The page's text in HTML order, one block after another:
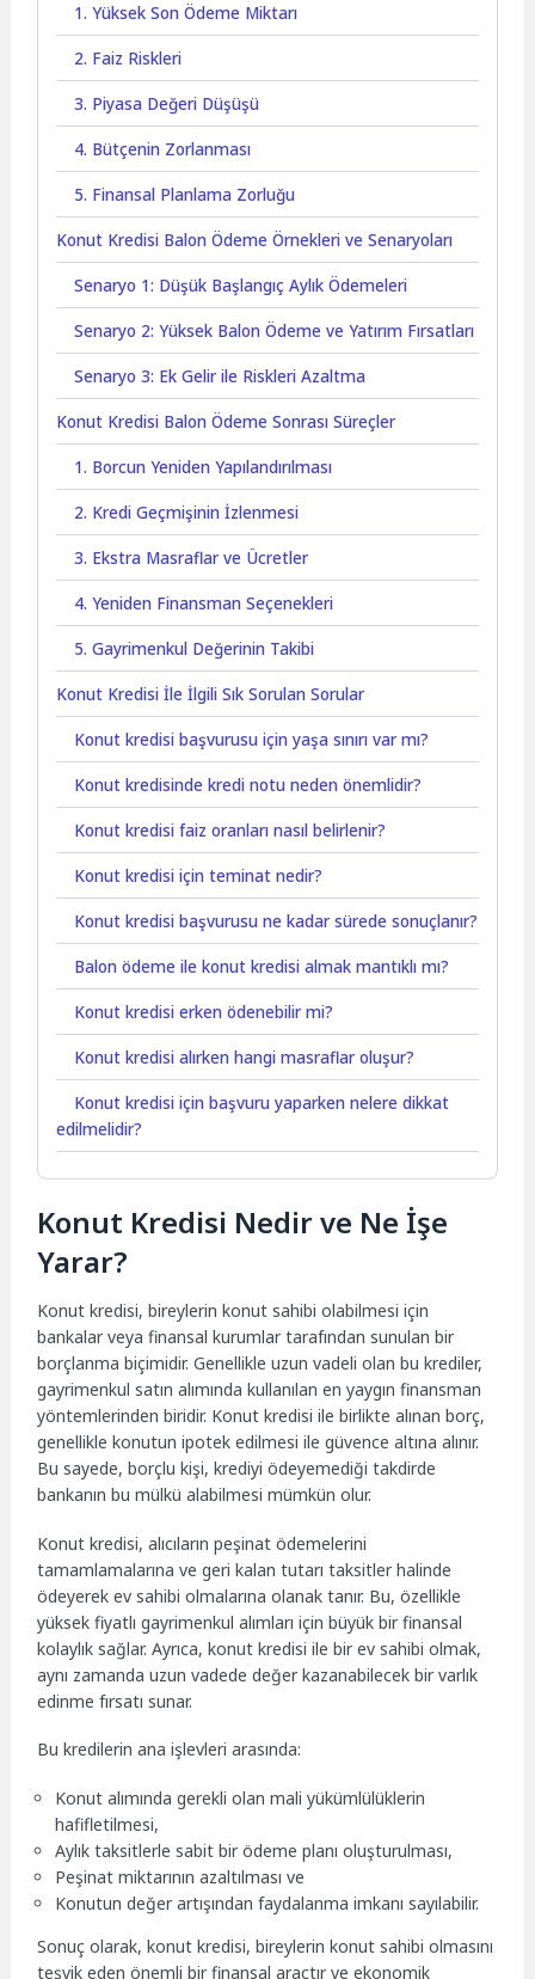
1. Yüksek Son Ödeme Miktarı
2. Faiz Riskleri
3. Piyasa Değeri Düşüşü
4. Bütçenin Zorlanması
5. Finansal Planlama Zorluğu
Konut Kredisi Balon Ödeme Örnekleri ve Senaryoları
Senaryo 1: Düşük Başlangıç Aylık Ödemeleri
Senaryo 2: Yüksek Balon Ödeme ve Yatırım Fırsatları
Senaryo 3: Ek Gelir ile Riskleri Azaltma
Konut Kredisi Balon Ödeme Sonrası Süreçler
1. Borcun Yeniden Yapılandırılması
2. Kredi Geçmişinin İzlenmesi
3. Ekstra Masraflar ve Ücretler
4. Yeniden Finansman Seçenekleri
5. Gayrimenkul Değerinin Takibi
Konut Kredisi İle İlgili Sık Sorulan Sorular
Konut kredisi başvurusu için yaşa sınırı var mı?
Konut kredisinde kredi notu neden önemlidir?
Konut kredisi faiz oranları nasıl belirlenir?
Konut kredisi için teminat nedir?
Konut kredisi başvurusu ne kadar sürede sonuçlanır?
Balon ödeme ile konut kredisi almak mantıklı mı?
Konut kredisi erken ödenebilir mi?
Konut kredisi alırken hangi masraflar oluşur?
Konut kredisi için başvuru yaparken nelere dikkat
edilmelidir?
Konut Kredisi Nedir ve Ne İşe
Yarar?
Konut kredisi, bireylerin konut sahibi olabilmesi için
bankalar veya finansal kurumlar tarafından sunulan bir
borçlanma biçimidir. Genellikle uzun vadeli olan bu krediler,
gayrimenkul satın alımında kullanılan en yaygın finansman
yöntemlerinden biridir. Konut kredisi ile birlikte alınan borç,
genellikle konutun ipotek edilmesi ile güvence altına alınır.
Bu sayede, borçlu kişi, krediyi ödeyemediği takdirde
bankanın bu mülkü alabilmesi mümkün olur.
Konut kredisi, alıcıların peşinat ödemelerini
tamamlamalarına ve geri kalan tutarı taksitler halinde
ödeyerek ev sahibi olmalarına olanak tanır. Bu, özellikle
yüksek fiyatlı gayrimenkul alımları için büyük bir finansal
kolaylık sağlar. Ayrıca, konut kredisi ile bir ev sahibi olmak,
aynı zamanda uzun vadede değer kazanabilecek bir varlık
edinme fırsatı sunar.
Bu kredilerin ana işlevleri arasında:
Konut alımında gerekli olan mali yükümlülüklerin
hafifletilmesi,
Aylık taksitlerle sabit bir ödeme planı oluşturulması,
Peşinat miktarının azaltılması ve
Konutun değer artışından faydalanma imkanı sayılabilir.
Sonuç olarak, konut kredisi, bireylerin konut sahibi olmasını
teşvik eden önemli bir finansal araçtır ve ekonomik